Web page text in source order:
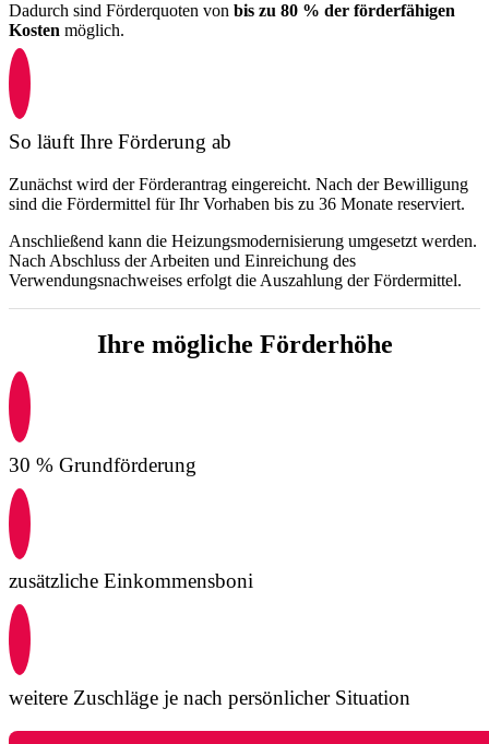
Dadurch sind Förderquoten von bis zu 80 % der förderfähigen
Kosten möglich.
So läuft Ihre Förderung ab
Zunächst wird der Förderantrag eingereicht. Nach der Bewilligung
sind die Fördermittel für Ihr Vorhaben bis zu 36 Monate reserviert.
Anschließend kann die Heizungsmodernisierung umgesetzt werden.
Nach Abschluss der Arbeiten und Einreichung des
Verwendungsnachweises erfolgt die Auszahlung der Fördermittel.
Ihre mögliche Förderhöhe
30 % Grundförderung
zusätzliche Einkommensboni
weitere Zuschläge je nach persönlicher Situation